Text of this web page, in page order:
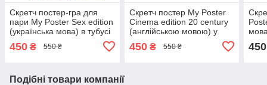
Скретч постер-гра для
пари My Poster Sex edition
(українська мова) в тубусі
450 ₴ 550 ₴
Скретч постер My Poster
Cinema edition 20 century
(англійською мовою) у
450₴ 550 ₴ 450
Подібні товари компанії